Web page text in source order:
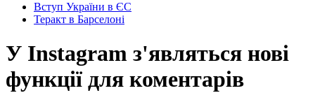
Вступ України в ЄС
Теракт в Барселоні
У Instagram з'являться нові
функції для коментарів